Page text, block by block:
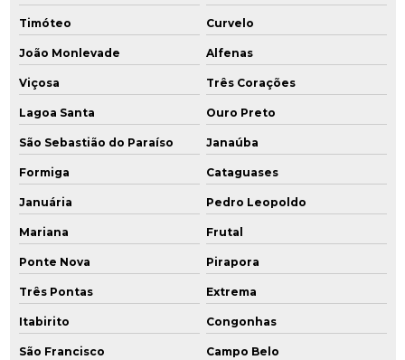
Poço de monitoramento multiníveis
Poços de monitoramento cetesb
Prestação serviços de consultoria ambiental
Projeto de remediação
Projeto de remediação de áreas contaminadas
Reabilitação de áreas contaminadas
Recuperação de áreas degradadas por lixões
Recuperação de áreas degradadas e passivos ambientais
Relatório de avaliação preliminar
Relatório de investigação confirmatória
Timóteo Curvelo
João Monlevade Alfenas
Viçosa Três Corações
Lagoa Santa Ouro Preto
São Sebastião do Paraíso Janaúba
Formiga Cataguases
Januária Pedro Leopoldo
Mariana Frutal
Ponte Nova Pirapora
Três Pontas Extrema
Itabirito Congonhas
São Francisco Campo Belo